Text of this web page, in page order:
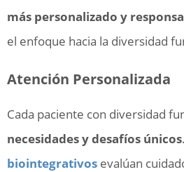
más personalizado y
el enfoque hacia la diversidad
Atención Personalizada
Cada paciente con diversidad
necesidades y desafíos únicos
biointegrativos evalúan